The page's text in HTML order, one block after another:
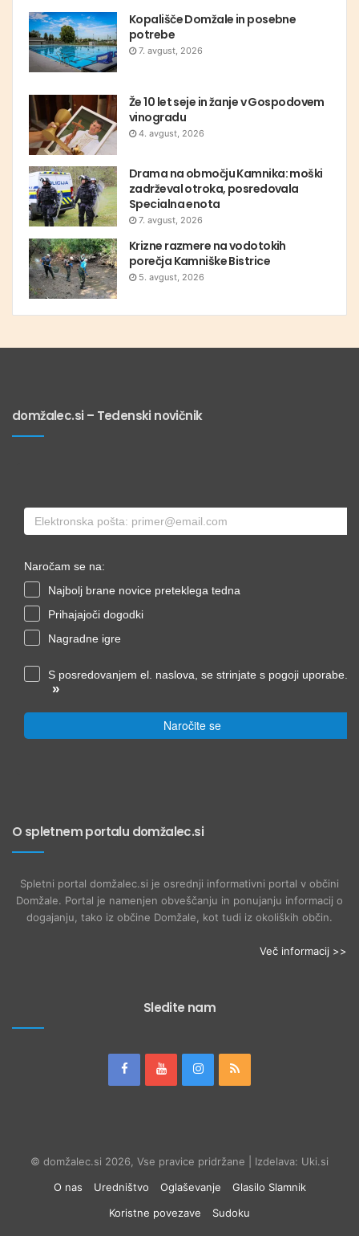
Kopališče Domžale in posebne
potrebe
7. avgust, 2026
Že 10 let seje in žanje v Gospodovem
vinogradu
4. avgust, 2026
Drama na območju Kamnika: moški
zadrževal otroka, posredovala
Specialna enota
7. avgust, 2026
Krizne razmere na vodotokih
porečja Kamniške Bistrice
5. avgust, 2026
domžalec.si – Tedenski novičnik
Naročam se na:
Najbolj brane novice preteklega tedna
Prihajajoči dogodki
Nagradne igre
S posredovanjem el. naslova, se strinjate s pogoji uporabe.
»
Naročite se
O spletnem portalu domžalec.si
Spletni portal domžalec.si je osrednji informativni portal v občini
Domžale. Portal je namenjen obveščanju in ponujanju informacij o
dogajanju, tako iz občine Domžale, kot tudi iz okoliških občin.
Več informacij >>
Sledite nam
© domžalec.si 2026, Vse pravice pridržane | Izdelava: Uki.si
O nas
Uredništvo Oglaševanje
Glasilo Slamnik
Koristne povezave
Sudoku